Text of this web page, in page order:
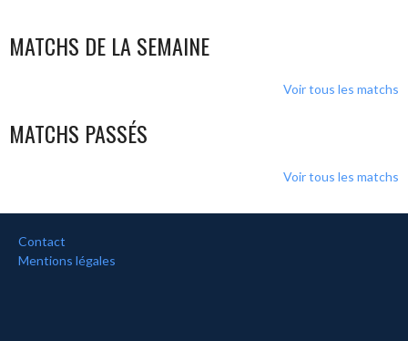
MATCHS DE LA SEMAINE
Voir tous les matchs
MATCHS PASSÉS
Voir tous les matchs
Contact
Mentions légales